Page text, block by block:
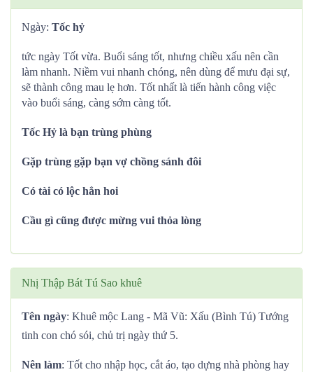
Ngày: Tốc hỷ
tức ngày Tốt vừa. Buổi sáng tốt, nhưng chiều xấu nên cần
làm nhanh. Niềm vui nhanh chóng, nên dùng để mưu đại sự,
sẽ thành công mau lẹ hơn. Tốt nhất là tiến hành công việc
vào buổi sáng, càng sớm càng tốt.
Tốc Hỷ là bạn trùng phùng
Gặp trùng gặp bạn vợ chồng sánh đôi
Có tài có lộc hẳn hoi
Cầu gì cũng được mừng vui thỏa lòng
Nhị Thập Bát Tú Sao khuê
Tên ngày: Khuê mộc Lang - Mã Vũ: Xấu (Bình Tú) Tướng
tinh con chó sói, chủ trị ngày thứ 5.
Nên làm: Tốt cho nhập học, cắt áo, tạo dựng nhà phòng hay